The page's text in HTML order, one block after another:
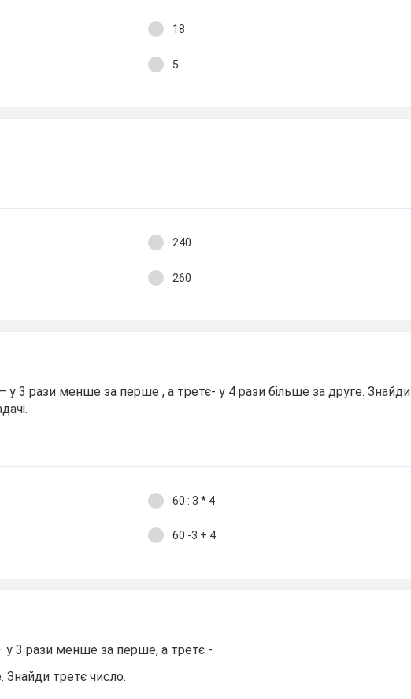
18
5
240
260
3 рази менше за перше , а третє- у 4 рази більше за друге. Знайди
60 : 3 * 4
60 -3 + 4
3 рази менше за перше, а третє -
Знайди третє число.